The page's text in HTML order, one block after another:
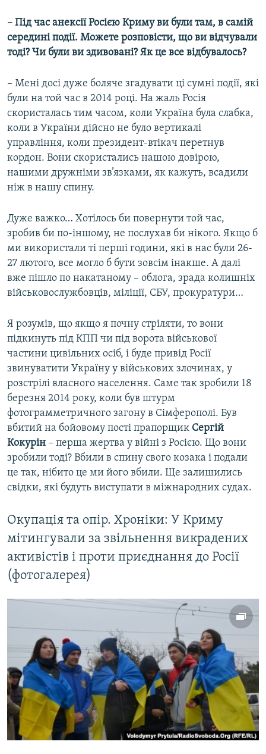
– Під час анексії Росією Криму ви були там, в самій
середині події. Можете розповісти, що ви відчували
тоді? Чи були ви здивовані? Як це все відбувалось?
– Мені досі дуже боляче згадувати ці сумні події, які
були на той час в 2014 році. На жаль Росія
скористалась тим часом, коли Україна була слабка,
коли в України дійсно не було вертикалі
управління, коли президент-втікач перетнув
кордон. Вони скористались нашою довірою,
нашими дружніми зв’язками, як кажуть, всадили
ніж в нашу спину.
Дуже важко… Хотілось би повернути той час,
зробив би по-іншому, не послухав би нікого. Якщо б
ми використали ті перші години, які в нас були 26-
27 лютого, все могло б бути зовсім інакше. А далі
вже пішло по накатаному – облога, зрада колишніх
військовослужбовців, міліції, СБУ, прокуратури…
Я розумів, що якщо я почну стріляти, то вони
підкинуть під КПП чи під ворота військової
частини цивільних осіб, і буде привід Росії
звинуватити Україну у військових злочинах, у
розстрілі власного населення. Саме так зробили 18
березня 2014 року, коли був штурм
фотограмметричного загону в Сімферополі. Був
вбитий на бойовому пості прапорщик Сергій
Кокурін – перша жертва у війні з Росією. Що вони
зробили тоді? Вбили в спину свого козака і подали
це так, нібито це ми його вбили. Ще залишились
свідки, які будуть виступати в міжнародних судах.
Окупація та опір. Хроніки: У Криму
мітингували за звільнення викрадених
активістів і проти приєднання до Росії
(фотогалерея)